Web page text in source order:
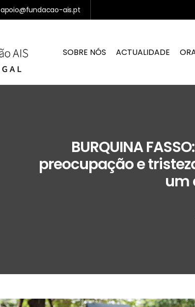
apoio@fundacao-ais.pt
SOBRE NÓS ACTUALIDADE
BURQUINA
preocupação e
um